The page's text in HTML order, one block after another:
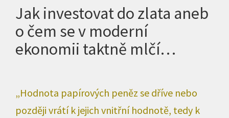
Jak investovat do zlata aneb
o čem se v moderní
ekonomii taktně mlčí…
„Hodnota papírových peněz se dříve nebo
později vrátí k jejich vnitřní hodnotě, tedy k